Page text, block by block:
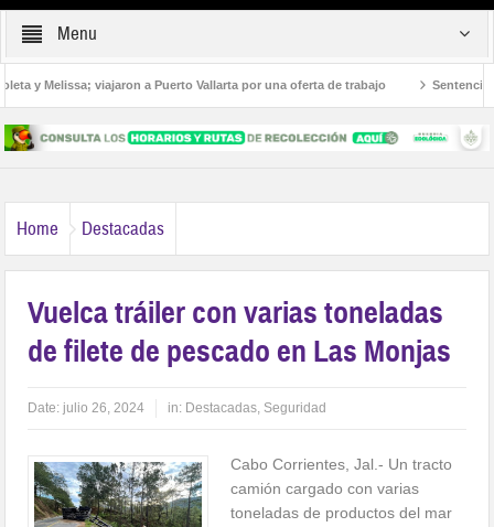
Menu
y Melissa; viajaron a Puerto Vallarta por una oferta de trabajo Sentencian
Home Destacadas
Vuelca tráiler con varias toneladas
de filete de pescado en Las Monjas
Date: julio 26, 2024 in: Destacadas, Seguridad
Cabo Corrientes, Jal.- Un tracto
camión cargado con varias
toneladas de productos del mar